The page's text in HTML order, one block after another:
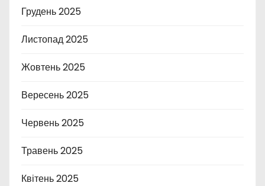
Грудень 2025
Листопад 2025
Жовтень 2025
Вересень 2025
Червень 2025
Травень 2025
Квітень 2025